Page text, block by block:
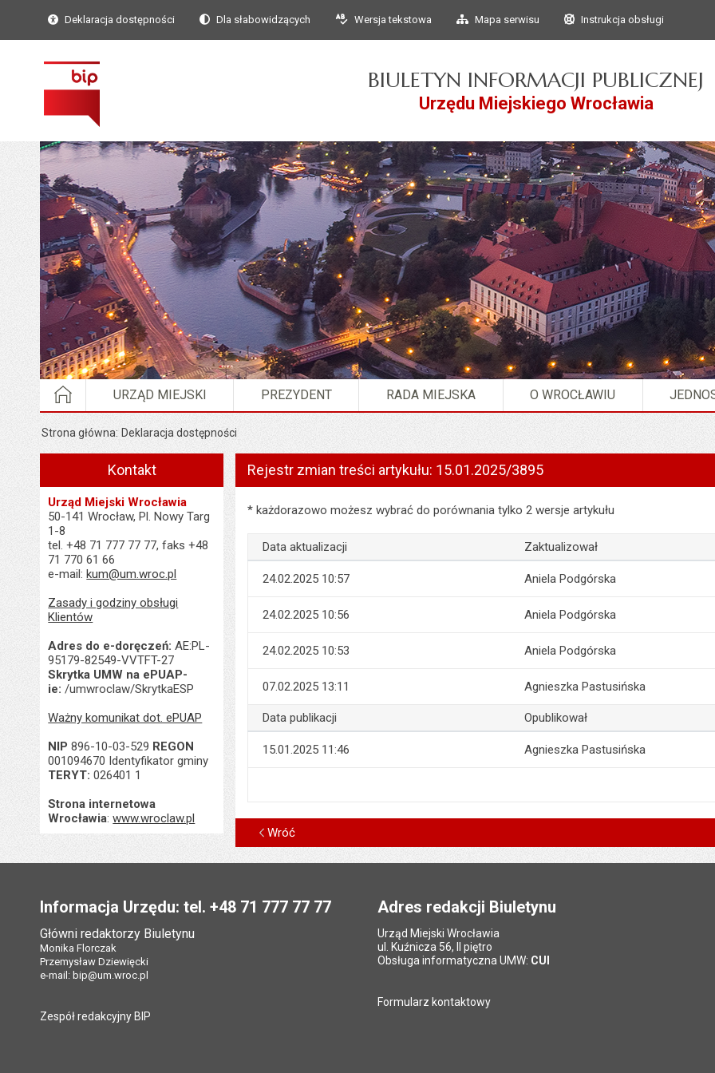
Przejdź do głównego
Przejdź do treści
Deklaracja dostępności Dla słabowidzących Wersja tekstowa Mapa serwisu Instrukcja obsługi
BIULETYN INFORMACJI PUBLICZNEJ
Urzędu Miejskiego Wrocławia
STRONA GŁÓWNA
URZĄD MIEJSKI PREZYDENT RADA MIEJSKA O WROCŁAWIU
Strona główna Deklaracja dostępności
Kontakt
Urząd Miejski Wrocławia
50-141 Wrocław, Pl. Nowy Targ
1-8
tel. +48 71 777 77 77, faks +48
71 770 61 66
e-mail:kum@um.wroc.pl
Zasady i godziny obsługi
Klientów
Adres do e-doręczeń: AE:PL-
95179-82549-VVTFT-27
Skrytka UMW na ePUAP-
ie: /umwroclaw/SkrytkaESP
Ważny komunikat dot. ePUAP
NIP 896-10-03-529 REGON
001094670 Identyfikator gminy
TERYT: 026401 1
Strona internetowa
Wrocławia:www.wroclaw.pl
Rejestr zmian treści artykułu: 15.01.2025/3895
Rejestr zmian treści artykułu: 15.01.2025/3895
* każdorazowo możesz wybrać do porównania tylko 2 wersje artykułu
Data aktualizacji Zaktualizował
24.02.2025 10:57 Aniela Podgórska
24.02.2025 10:56 Aniela Podgórska
24.02.2025 10:53 Aniela Podgórska
07.02.2025 13:11 Agnieszka Pastusińska
Data publikacji Opublikował
15.01.2025 11:46
Agnieszka Pastusińska
Wróć
Informacja Urzędu: tel. +48 71 777 77 77
Główni redaktorzy Biuletynu
Monika Florczak
Przemysław Dziewięcki
e-mail: bip@um.wroc.pl
Zespół redakcyjny BIP
Adres redakcji Biuletynu
Urząd Miejski Wrocławia
ul. Kuźnicza 56, II piętro
Obsługa informatyczna UMW: CUI
Formularz kontaktowy